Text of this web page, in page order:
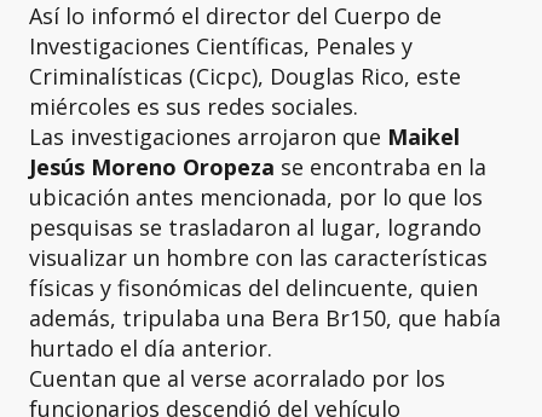
Así lo informó el director del Cuerpo de
Investigaciones Científicas, Penales y
Criminalísticas (Cicpc), Douglas Rico, este
miércoles es sus redes sociales.
Las investigaciones arrojaron que Maikel
Jesús Moreno Oropeza se encontraba en la
ubicación antes mencionada, por lo que los
pesquisas se trasladaron al lugar, logrando
visualizar un hombre con las características
físicas y fisonómicas del delincuente, quien
además, tripulaba una Bera Br150, que había
hurtado el día anterior.
Cuentan que al verse acorralado por los
funcionarios descendió del vehículo